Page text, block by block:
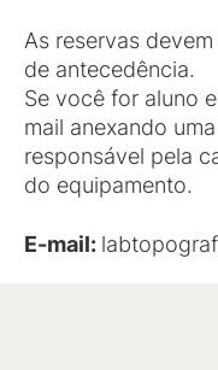
As reservas
de antecedência.
Se você for aluno
mail anexando
responsável pela
do equipamento.
E-mail: